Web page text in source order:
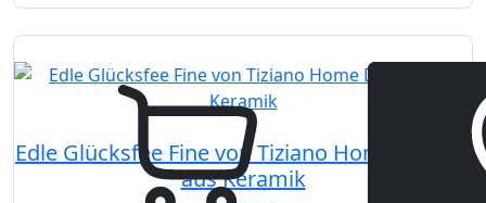
Edle Glücksfee Fine von Tiziano Home Design
aus Keramik